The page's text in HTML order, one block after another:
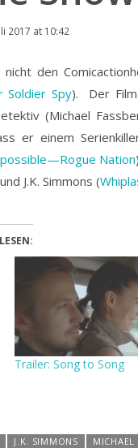
2017 at 10:42
den
Soldier Spy).
Der
(Michael
er einem
Nation
J.K. Simmons (
Trailer: Song to Song
J.K. SIMMONS MICHAEL